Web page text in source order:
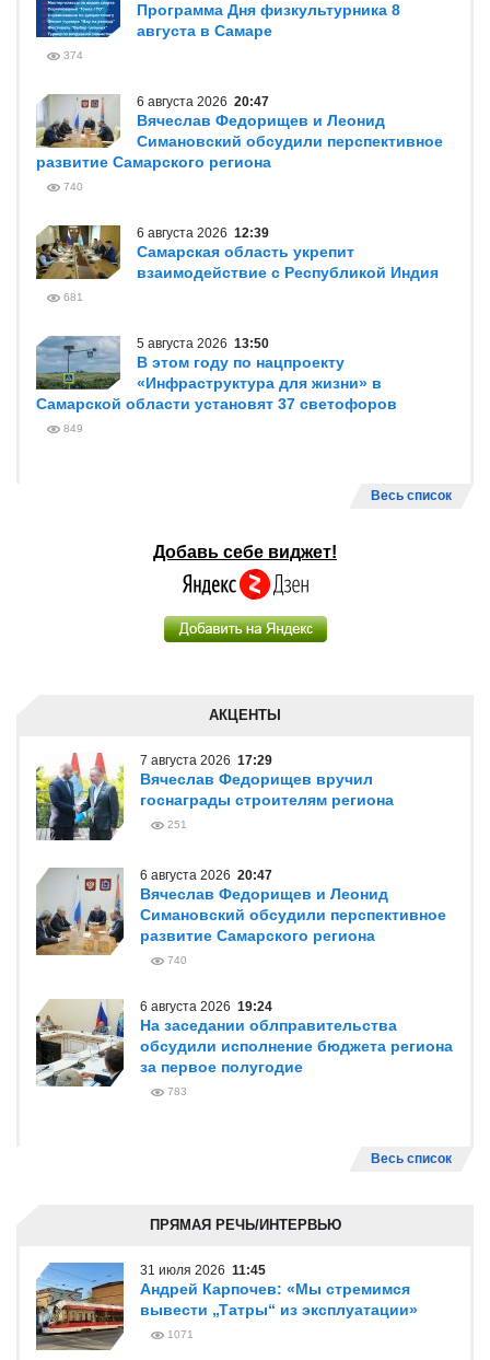
Программа Дня физкультурника 8
августа в Самаре
374
6 августа 2026 20:47
Вячеслав Федорищев и Леонид
Симановский обсудили перспективное
развитие Самарского региона
740
6 августа 2026 12:39
Самарская область укрепит
взаимодействие с Республикой Индия
681
5 августа 2026 13:50
В этом году по нацпроекту
«Инфраструктура для жизни» в
Самарской области установят 37 светофоров
849
Весь список
Добавь себе виджет!
АКЦЕНТЫ
7 августа 2026 17:29
Вячеслав Федорищев вручил
госнаграды строителям региона
251
6 августа 2026 20:47
Вячеслав Федорищев и Леонид
Симановский обсудили перспективное
развитие Самарского региона
740
6 августа 2026 19:24
На заседании облправительства
обсудили исполнение бюджета региона
за первое полугодие
783
Весь список
ПРЯМАЯ РЕЧЬ/ИНТЕРВЬЮ
31 июля 2026 11:45
Андрей Карпочев: «Мы стремимся
вывести „Татры“ из эксплуатации»
1071